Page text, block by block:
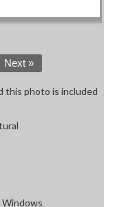
Next »
this photo is included